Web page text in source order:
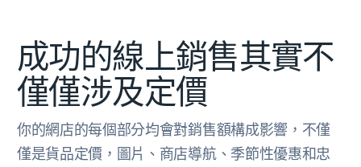
成功的線上銷售其實不
僅僅涉及定價
你的網店的每個部分均會對銷售額構成影響，不僅
僅是貨品定價，圖片、商店導航、季節性優惠和忠